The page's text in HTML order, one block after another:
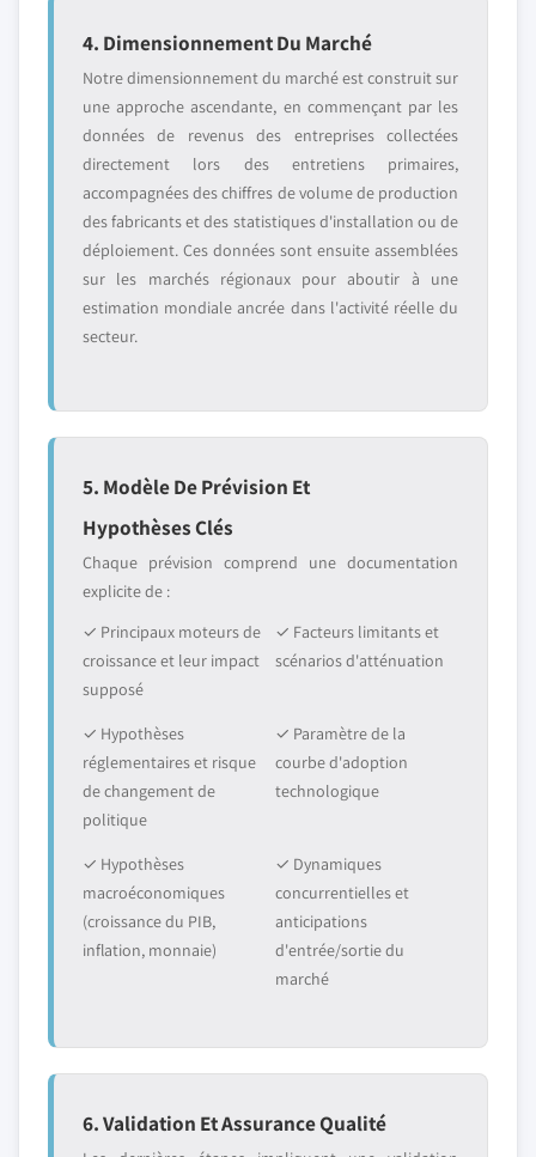
4. Dimensionnement Du Marché
Notre dimensionnement du marché est construit sur
une approche ascendante, en commençant par les
données de revenus des entreprises collectées
directement lors des entretiens primaires,
accompagnées des chiffres de volume de production
des fabricants et des statistiques d'installation ou de
déploiement. Ces données sont ensuite assemblées
sur les marchés régionaux pour aboutir à une
estimation mondiale ancrée dans l'activité réelle du
secteur.
5. Modèle De Prévision Et
Hypothèses Clés
Chaque prévision comprend une documentation
explicite de :
✓ Principaux moteurs de
croissance et leur impact
supposé
✓ Facteurs limitants et
scénarios d'atténuation
✓ Hypothèses
réglementaires et risque
de changement de
politique
✓ Paramètre de la
courbe d'adoption
technologique
✓ Hypothèses
macroéconomiques
(croissance du PIB,
inflation, monnaie)
✓ Dynamiques
concurrentielles et
anticipations
d'entrée/sortie du
marché
6. Validation Et Assurance Qualité